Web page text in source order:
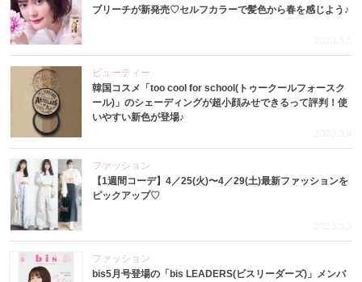
ブリーチが新発売♡セルフカラーで髪色から春を感じよう♪
2023.5.5
ビューティー
韓国コスメ「too cool for school(トゥークールフォースク
ール)」のシェーディングが超小顔みせできるって評判！使
いやすい新色が登場♪
2023.5.4
ファッション
【1週間コーデ】4／25(火)〜4／29(土)最新ファッションを
ピックアップ♡
2023.5.3
ファッション
bis5月号登場の「bis LEADERS(ビスリーダーズ)」メンバ